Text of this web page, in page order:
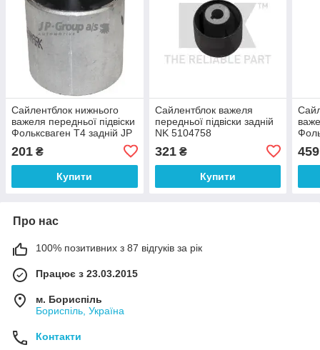
Сайлентблок нижнього
важеля передньої підвіски
Фольксваген Т4 задній JP
201 ₴
Купити
Сайлентблок важеля
передньої підвіски задній
NK 5104758
321₴
Купити
459
Про нас
100% позитивних з 87 відгуків за рік
Працює з 23.03.2015
м. Бориспіль
Бориспіль, Україна
Контакти